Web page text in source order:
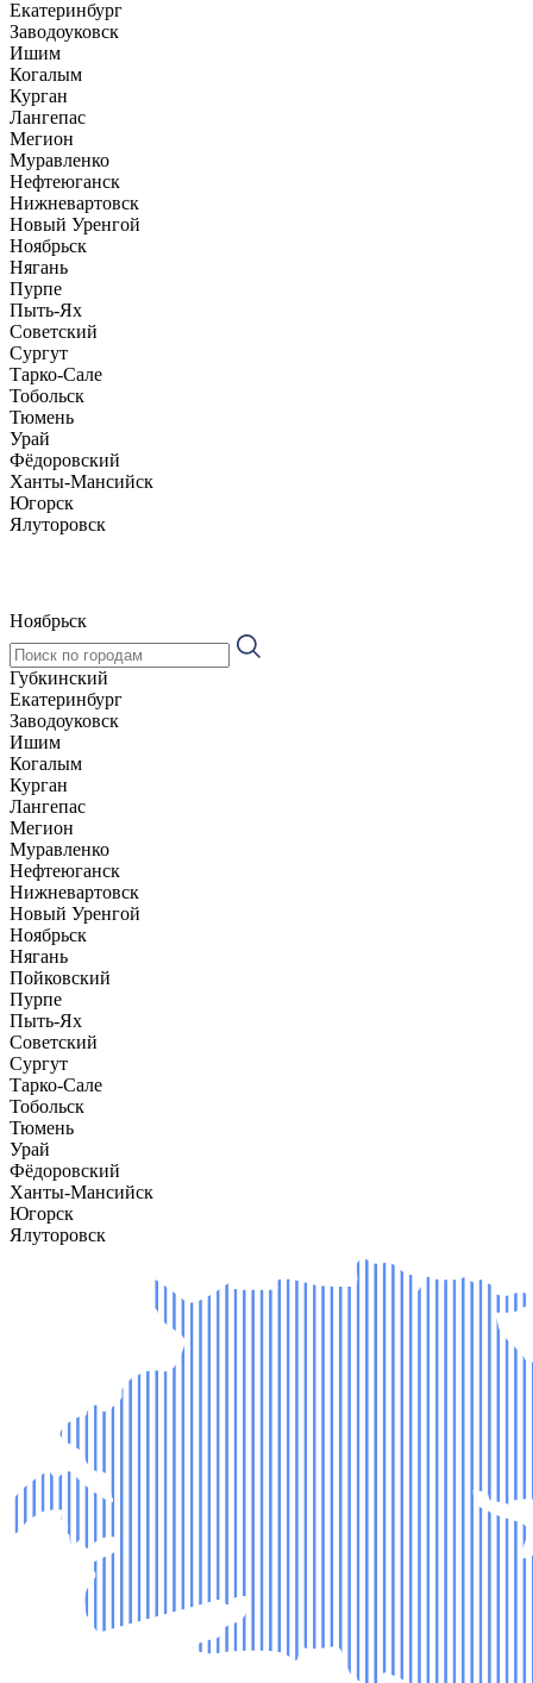
Екатеринбург
Заводоуковск
Ишим
Когалым
Курган
Лангепас
Мегион
Муравленко
Нефтеюганск
Нижневартовск
Новый Уренгой
Ноябрьск
Нягань
Пурпе
Пыть-Ях
Советский
Сургут
Тарко-Сале
Тобольск
Тюмень
Урай
Фёдоровский
Ханты-Мансийск
Югорск
Ялуторовск
Ноябрьск
Губкинский
Екатеринбург
Заводоуковск
Ишим
Когалым
Курган
Лангепас
Мегион
Муравленко
Нефтеюганск
Нижневартовск
Новый Уренгой
Ноябрьск
Нягань
Пойковский
Пурпе
Пыть-Ях
Советский
Сургут
Тарко-Сале
Тобольск
Тюмень
Урай
Фёдоровский
Ханты-Мансийск
Югорск
Ялуторовск